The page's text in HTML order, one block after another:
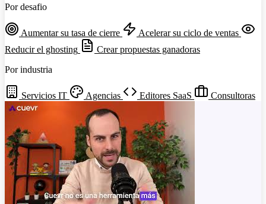
Por desafio
Aumentar su tasa de cierre
Acelerar su ciclo de ventas
Reducir el ghosting
Crear propuestas ganadoras
Por industria
Servicios IT Agencias Editores SaaS Consultoras